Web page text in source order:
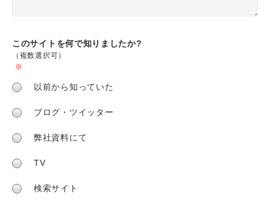
このサイトを何で知りましたか?
（複数選択可）
※
以前から知っていた
ブログ・ツイッター
弊社資料にて
TV
検索サイト